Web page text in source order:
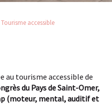
Tourisme accessible
au tourisme accessible de
du Pays de Saint-Omer,
(moteur, mental, auditif et